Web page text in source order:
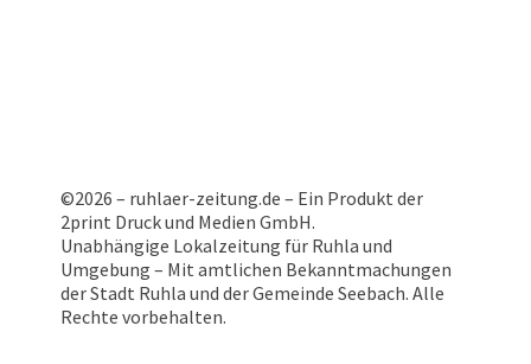
©2026 – ruhlaer-zeitung.de – Ein Produkt der
2print Druck und Medien GmbH.
Unabhängige Lokalzeitung für Ruhla und
Umgebung – Mit amtlichen Bekanntmachungen
der Stadt Ruhla und der Gemeinde Seebach. Alle
Rechte vorbehalten.